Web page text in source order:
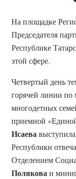
На площадке
Председателя
Республике
этой сфере.
Четвертый день
горячей линии по
многодетных
приемной
Исаева
Республики
Отделением
Поляковаи